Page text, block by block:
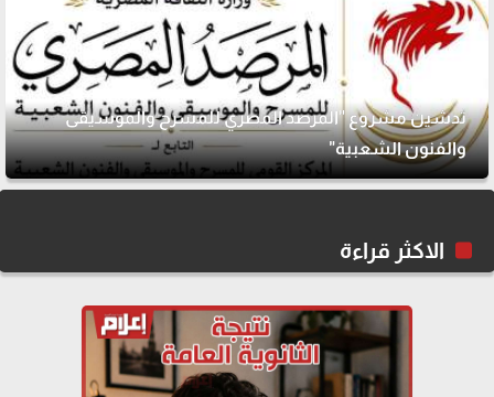
تدشين مشروع "المرصد المصري للمسرح والموسيقى
والفنون الشعبية"
الاكثر قراءة